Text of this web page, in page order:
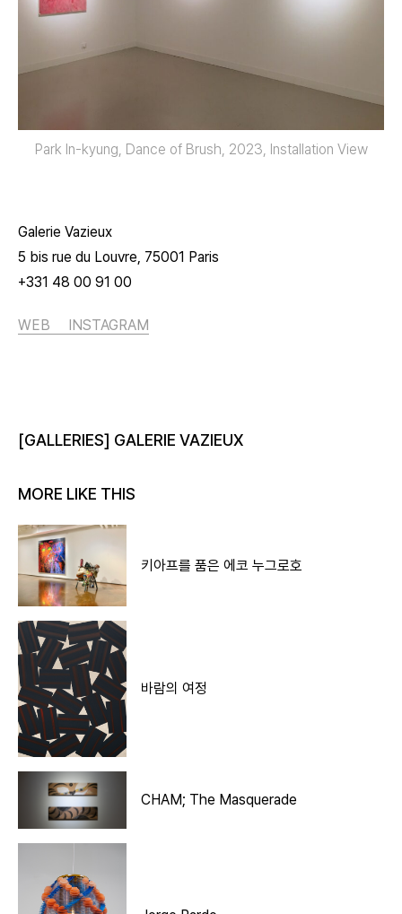
Park In-kyung, Dance of Brush, 2023, Installation View
Galerie Vazieux
5 bis rue du Louvre, 75001 Paris
+331 48 00 91 00
WEB INSTAGRAM
[GALLERIES] GALERIE VAZIEUX
MORE LIKE THIS
키아프를 품은 에코 누그로호
바람의 여정
CHAM; The Masquerade